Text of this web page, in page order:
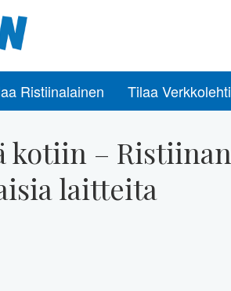
Ristiinalainen Tilaa Verkkolehti
kotiin – Ristiinan
laitteita